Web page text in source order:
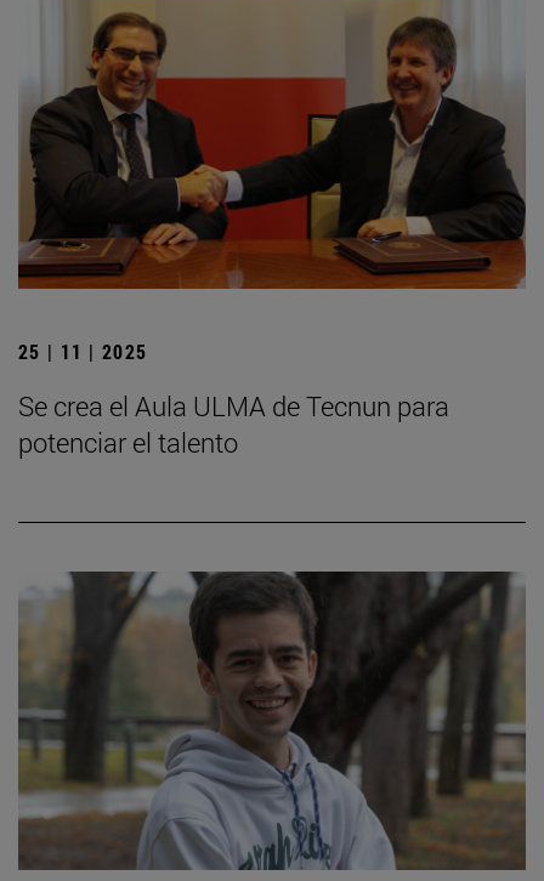
25 | 11 | 2025
Se crea el Aula ULMA de Tecnun para
potenciar el talento